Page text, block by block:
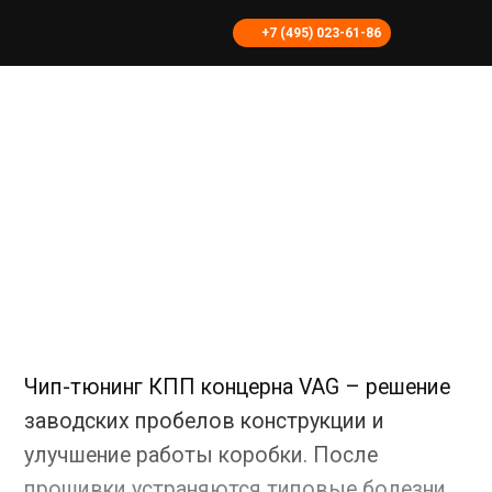
+7 (495) 023-61-86
Чип-тюнинг КПП концерна VAG – решение
заводских пробелов конструкции и
улучшение работы коробки. После